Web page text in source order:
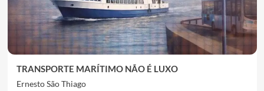
TRANSPORTE MARÍTIMO NÃO É LUXO
Ernesto São Thiago